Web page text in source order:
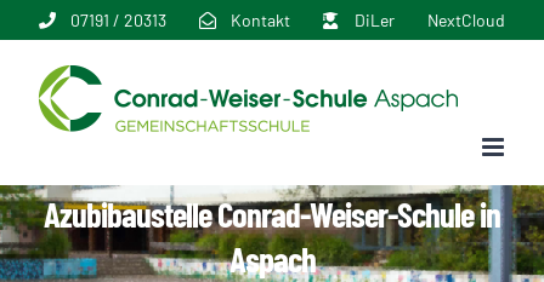
springen
07191 / 20313 Kontakt DiLer NextCloud
Azubibaustelle Conrad-Weiser-Schule in
Aspach